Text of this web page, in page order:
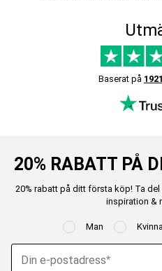
Baserat på
20% RABATT PÅ
20% rabatt på ditt första köp! Ta del
inspiration &
Man Kvinna